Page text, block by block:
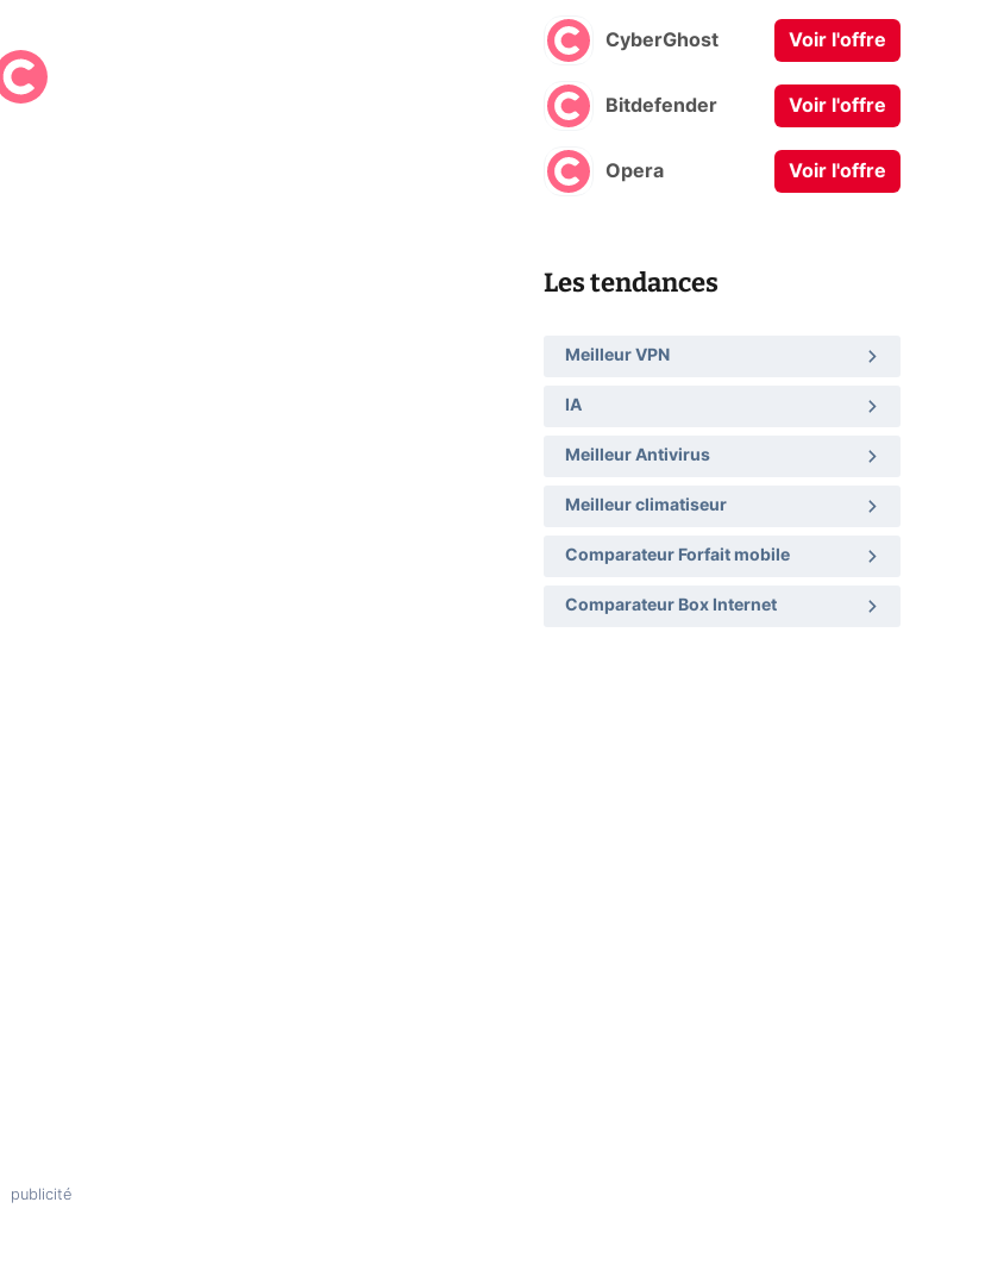
CyberGhost Voir l'offre
Bitdefender Voir l'offre
Opera Voir l'offre
Les tendances
Meilleur VPN
IA
Meilleur Antivirus
Meilleur climatiseur
Comparateur Forfait mobile
Comparateur Box Internet